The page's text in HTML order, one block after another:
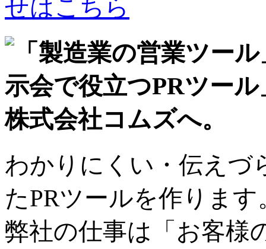
わかりにくい・伝えづ
たPRツールを作ります
弊社の仕事は「お客様